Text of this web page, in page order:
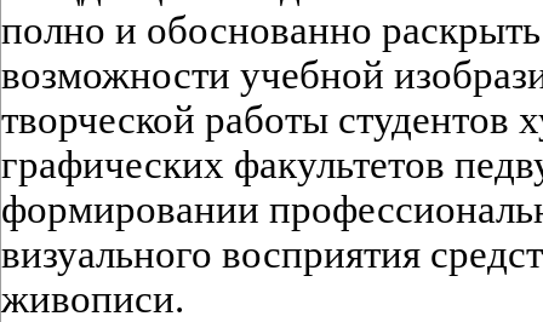
полно и обоснованно
возможности учебной
творческой работы студентов
графических факультетов
формировании
визуального восприятия
живописи.